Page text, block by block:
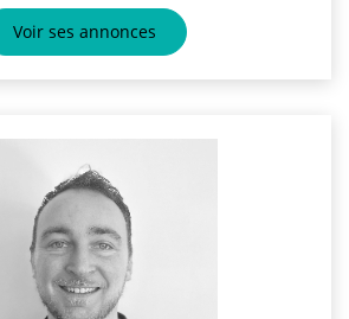
Voir ses annonces